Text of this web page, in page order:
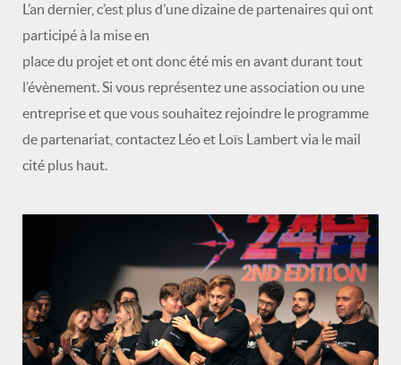
L’an dernier, c’est plus d’une dizaine de partenaires qui ont
participé à la mise en
place du projet et ont donc été mis en avant durant tout
l’évènement. Si vous représentez une association ou une
entreprise et que vous souhaitez rejoindre le programme
de partenariat, contactez Léo et Loïs Lambert via le mail
cité plus haut.